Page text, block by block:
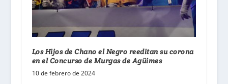
Los Hijos de Chano el Negro reeditan su corona
en el Concurso de Murgas de Agüimes
10 de febrero de 2024